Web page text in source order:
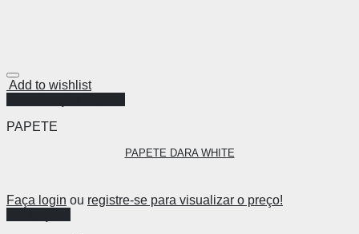
Add to wishlist
PAPETE
PAPETE DARA WHITE
Faça login ou registre-se para visualizar o preço!